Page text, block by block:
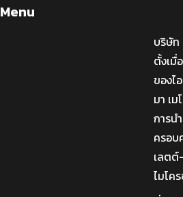
Menu
บริษัท
ตั้งเมื่
ของไ
มา เ
การน
ครอบ
เลตต์
ไมโค